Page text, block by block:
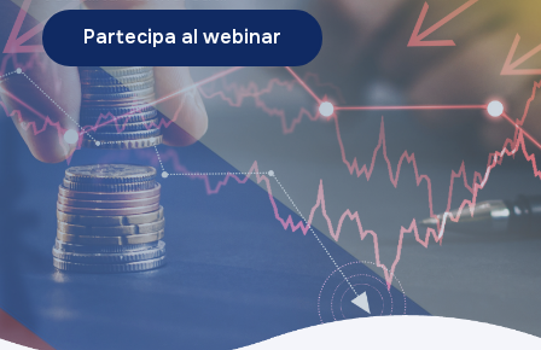
Partecipa al webinar